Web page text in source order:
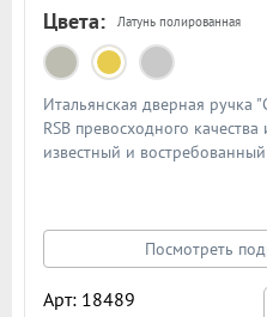
Цвета: Латунь полированная
Итальянская дверная ручка
RSB превосходного
известный и
Посмотреть
Арт: 18489